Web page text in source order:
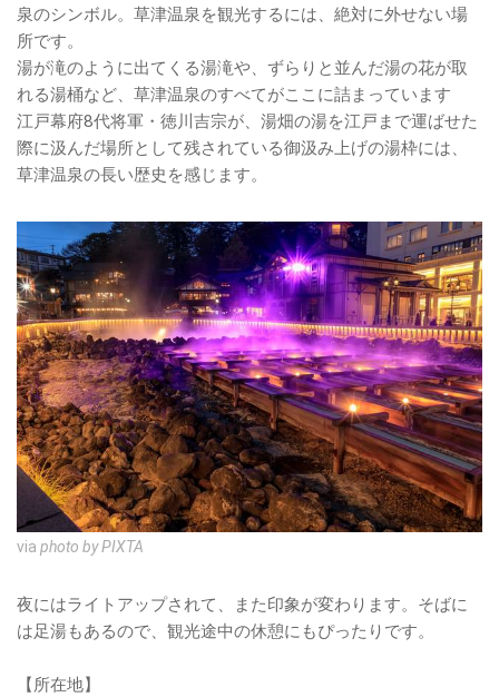
泉のシンボル。草津温泉を観光するには、絶対に外せない場
所です。
湯が滝のように出てくる湯滝や、ずらりと並んだ湯の花が取
れる湯桶など、草津温泉のすべてがここに詰まっています
江戸幕府8代将軍・徳川吉宗が、湯畑の湯を江戸まで運ばせた
際に汲んだ場所として残されている御汲み上げの湯枠には、
草津温泉の長い歴史を感じます。
via photo by PIXTA
夜にはライトアップされて、また印象が変わります。そばに
は足湯もあるので、観光途中の休憩にもぴったりです。
【所在地】